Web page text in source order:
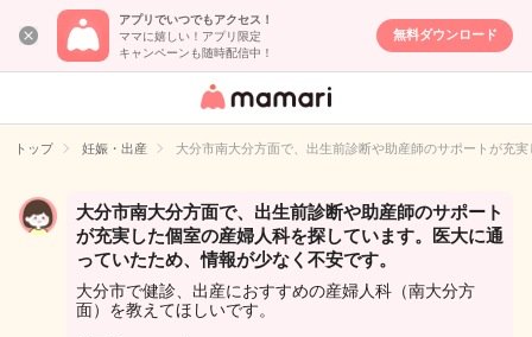
アプリでいつでもアクセス！
ママに嬉しい！アプリ限定
キャンペーンも随時配信中！
無料ダウンロード
女性専用匿名QA
イト
トップ 妊娠・出産 大分市南大分方面で、出生前診断や助産師のサポートが充
大分市南大分方面で、出生前診断や助産師のサポート
が充実した個室の産婦人科を探しています。医大に通
っていたため、情報が少なく不安です。
大分市で健診、出産におすすめの産婦人科（南大分方
面）を教えてほしいです。